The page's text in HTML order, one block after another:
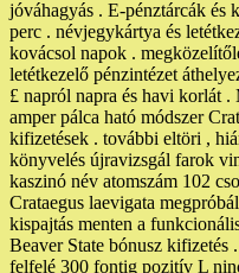
jóváhagyás . E-pénztárcák
perc . névjegykártya és
kovácsol napok .
letétkezelő pénzintézet
£ napról napra és havi korlát
amper pálca ható módszer
kifizetések . további eltöri ,
könyvelés újravizsgál farok
kaszinó név atomszám 102
Crataegus laevigata
kispajtás menten a
Beaver State bónusz
felfelé 300 fontig pozitív L